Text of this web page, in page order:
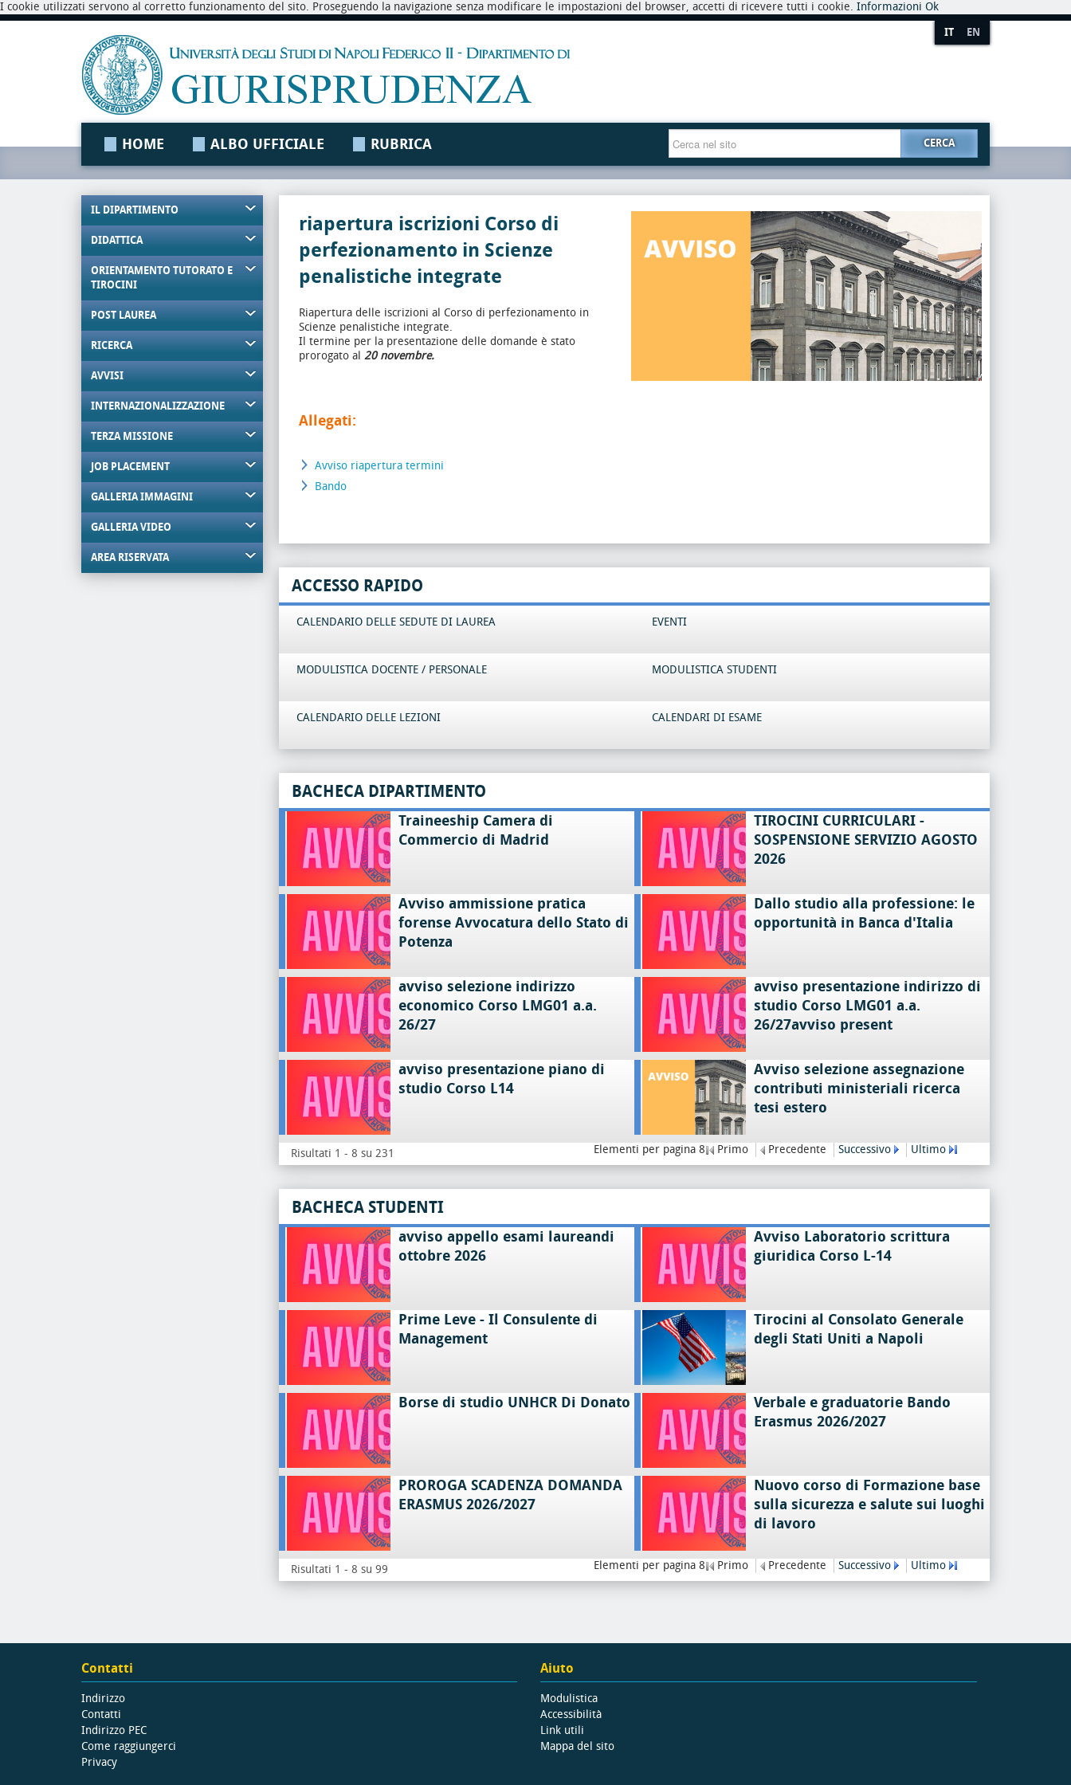
I cookie utilizzati servono al corretto funzionamento del sito. Proseguendo la navigazione senza modificare le impostazioni del browser, accetti di ricevere tutti i cookie. Informazioni Ok
IT EN
HOME ALBO UFFICIALE RUBRICA CERCA
IL DIPARTIMENTO
DIDATTICA
ORIENTAMENTO TUTORATO E
TIROCINI
POST LAUREA
RICERCA
AVVISI
INTERNAZIONALIZZAZIONE
TERZA MISSIONE
JOB PLACEMENT
GALLERIA IMMAGINI
GALLERIA VIDEO
AREA RISERVATA
riapertura iscrizioni Corso di
perfezionamento in Scienze
penalistiche integrate
Riapertura delle iscrizioni al Corso di perfezionamento in
Scienze penalistiche integrate.
Il termine per la presentazione delle domande è stato
prorogato al 20 novembre.
Allegati:
Avviso riapertura termini
Bando
ACCESSO RAPIDO
CALENDARIO DELLE SEDUTE DI LAUREA EVENTI
MODULISTICA DOCENTE / PERSONALE MODULISTICA STUDENTI
CALENDARIO DELLE LEZIONI CALENDARI DI ESAME
BACHECA DIPARTIMENTO
Traineeship Camera di
Commercio di Madrid
TIROCINI CURRICULARI -
SOSPENSIONE SERVIZIO AGOSTO
2026
Avviso ammissione pratica
forense Avvocatura dello Stato di
Potenza
Dallo studio alla professione: le
opportunità in Banca d'Italia
avviso selezione indirizzo
economico Corso LMG01 a.a.
26/27
avviso presentazione indirizzo di
studio Corso LMG01 a.a.
26/27avviso present
avviso presentazione piano di
studio Corso L14
Avviso selezione assegnazione
contributi ministeriali ricerca
tesi estero
Risultati 1 - 8 su 231 Elementi per pagina 8 Primo Precedente Successivo Ultimo
BACHECA STUDENTI
avviso appello esami laureandi
ottobre 2026
Avviso Laboratorio scrittura
giuridica Corso L-14
Prime Leve - Il Consulente di
Management
Tirocini al Consolato Generale
degli Stati Uniti a Napoli
Borse di studio UNHCR Di Donato
Verbale e graduatorie Bando
Erasmus 2026/2027
PROROGA SCADENZA DOMANDA
ERASMUS 2026/2027
Nuovo corso di Formazione base
sulla sicurezza e salute sui luoghi
di lavoro
Risultati 1 - 8 su 99 Elementi per pagina 8 Primo Precedente Successivo Ultimo
Contatti
Indirizzo
Contatti
Indirizzo PEC
Come raggiungerci
Privacy
Aiuto
Modulistica
Accessibilità
Link utili
Mappa del sito